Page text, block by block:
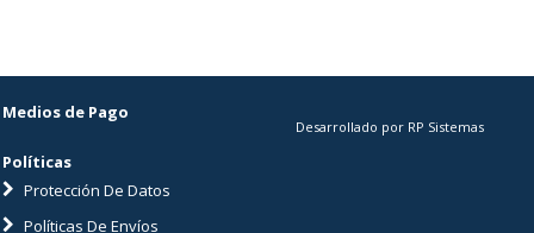
Medios de Pago
Políticas
Protección De Datos
Políticas De Envíos
Desarrollado por RP Sistemas